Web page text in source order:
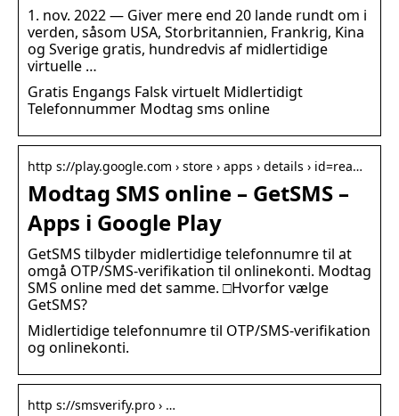
1. nov. 2022 — Giver mere end 20 lande rundt om i
verden, såsom USA, Storbritannien, Frankrig, Kina
og Sverige gratis, hundredvis af midlertidige
virtuelle …
Gratis Engangs Falsk virtuelt Midlertidigt
Telefonnummer Modtag sms online
http s://play.google.com › store › apps › details › id=rea…
Modtag SMS online – GetSMS –
Apps i Google Play
GetSMS tilbyder midlertidige telefonnumre til at
omgå OTP/SMS-verifikation til onlinekonti. Modtag
SMS online med det samme. □Hvorfor vælge
GetSMS?
Midlertidige telefonnumre til OTP/SMS-verifikation
og onlinekonti.
http s://smsverify.pro › …